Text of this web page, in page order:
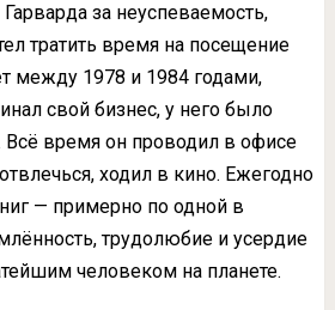
Гарварда за неуспеваемость,
тратить время на посещение
между 1978 и 1984 годами,
свой бизнес, у него было
время он проводил в офисе
ходил в кино. Ежегодно
— примерно по одной в
трудолюбие и усердие
человеком на планете.